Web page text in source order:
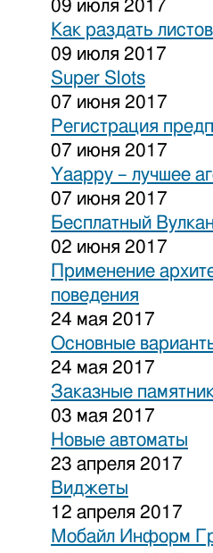
09 июля 2017
Как раздать
09 июля 2017
Super Slots
07 июня 2017
Регистрация
07 июня 2017
Yaappy – лучшее
07 июня 2017
Бесплатный
02 июня 2017
Применение
поведения
24 мая 2017
Основные
24 мая 2017
Заказные
03 мая 2017
Новые автоматы
23 апреля 2017
Виджеты
12 апреля 2017
Мобайл Информ